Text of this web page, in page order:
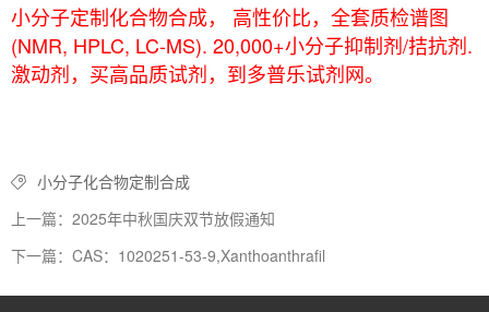
小分子定制化合物合成， 高性价比，全套质检谱图
(NMR, HPLC, LC-MS). 20,000+小分子抑制剂/拮抗剂.
激动剂，买高品质试剂，到多普乐试剂网。
小分子化合物定制合成
上一篇：2025年中秋国庆双节放假通知
下一篇：CAS：1020251-53-9,Xanthoanthrafil